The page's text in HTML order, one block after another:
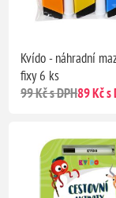
Kvído - náhradní
fixy 6 ks
99 Kč s DPH89 Kč s